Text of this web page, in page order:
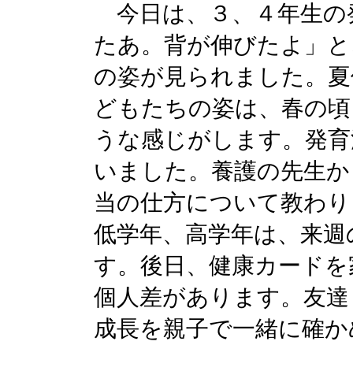
今日は、３、４年生の
たあ。背が伸びたよ」
の姿が見られました。
どもたちの姿は、春の
うな感じがします。発
いました。養護の先生
当の仕方について教わ
低学年、高学年は、来
す。後日、健康カード
個人差があります。友
成長を親子で一緒に確